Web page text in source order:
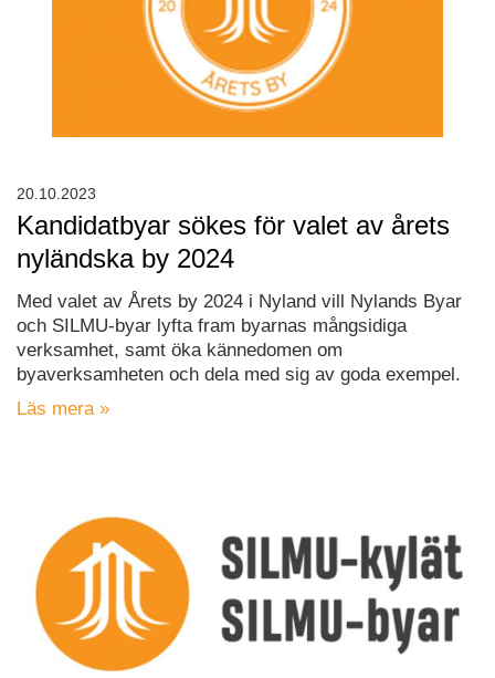
Kandidatbyar sökes för valet av årets
nyländska by 2024
Med valet av Årets by 2024 i Nyland vill Nylands Byar
och SILMU-byar lyfta fram byarnas mångsidiga
verksamhet, samt öka kännedomen om
byaverksamheten och dela med sig av goda exempel.
Läs mera »
20.10.2023